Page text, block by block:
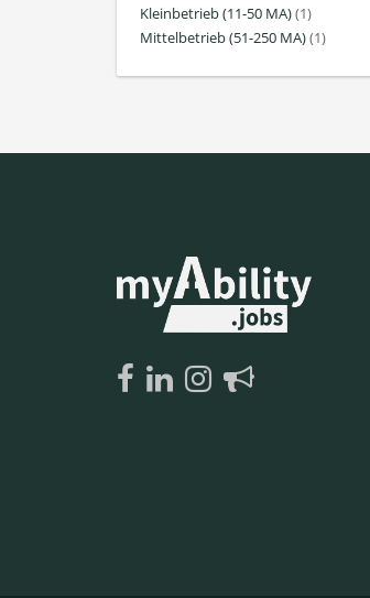
Kleinbetrieb (11-50 MA)(1)
Mittelbetrieb (51-250 MA)(1)